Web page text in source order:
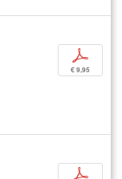
p
€ 9,95
p